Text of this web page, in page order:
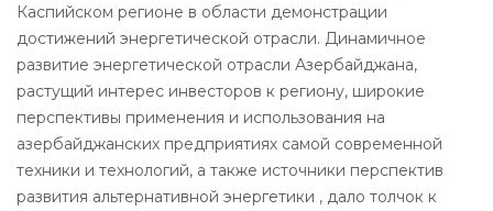
Каспийском регионе в области демонстрации
достижений энергетической отрасли. Динамичное
развитие энергетической отрасли Азербайджана,
растущий интерес инвесторов к региону, широкие
перспективы применения и использования на
азербайджанских предприятиях самой современной
техники и технологий, а также источники перспектив
развития альтернативной энергетики , дало толчок к